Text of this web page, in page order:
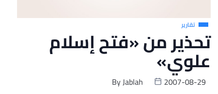
تقارير
تحذير من «فتح إسلام
علوي»
ByJablah
2007-08-29